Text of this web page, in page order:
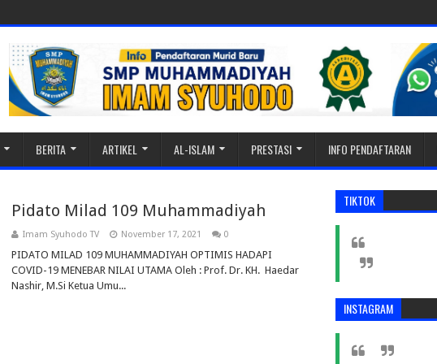
BERITA ARTIKEL AL-ISLAM PRESTASI INFO PENDAFTARAN
Pidato Milad 109 Muhammadiyah
Imam Syuhodo TV November 17, 2021 0
PIDATO MILAD 109 MUHAMMADIYAH OPTIMIS HADAPI
COVID-19 MENEBAR NILAI UTAMA Oleh : Prof. Dr. KH. Haedar
Nashir, M.Si Ketua Umu...
TIKTOK
INSTAGRAM